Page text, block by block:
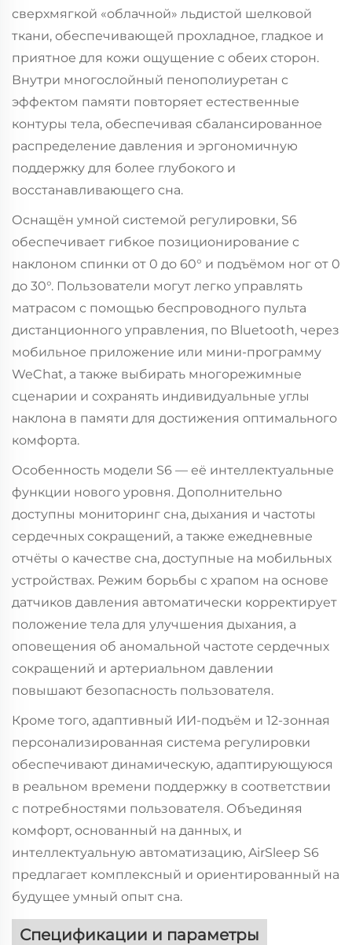
сверхмягкой «облачной» льдистой шелковой
ткани, обеспечивающей прохладное, гладкое и
приятное для кожи ощущение с обеих сторон.
Внутри многослойный пенополиуретан с
эффектом памяти повторяет естественные
контуры тела, обеспечивая сбалансированное
распределение давления и эргономичную
поддержку для более глубокого и
восстанавливающего сна.
Оснащён умной системой регулировки, S6
обеспечивает гибкое позиционирование с
наклоном спинки от 0 до 60° и подъёмом ног от 0
до 30°. Пользователи могут легко управлять
матрасом с помощью беспроводного пульта
дистанционного управления, по Bluetooth, через
мобильное приложение или мини-программу
WeChat, а также выбирать многорежимные
сценарии и сохранять индивидуальные углы
наклона в памяти для достижения оптимального
комфорта.
Особенность модели S6 — её интеллектуальные
функции нового уровня. Дополнительно
доступны мониторинг сна, дыхания и частоты
сердечных сокращений, а также ежедневные
отчёты о качестве сна, доступные на мобильных
устройствах. Режим борьбы с храпом на основе
датчиков давления автоматически корректирует
положение тела для улучшения дыхания, а
оповещения об аномальной частоте сердечных
сокращений и артериальном давлении
повышают безопасность пользователя.
Кроме того, адаптивный ИИ-подъём и 12-зонная
персонализированная система регулировки
обеспечивают динамическую, адаптирующуюся
в реальном времени поддержку в соответствии
с потребностями пользователя. Объединяя
комфорт, основанный на данных, и
интеллектуальную автоматизацию, AirSleep S6
предлагает комплексный и ориентированный на
будущее умный опыт сна.
Спецификации и параметры